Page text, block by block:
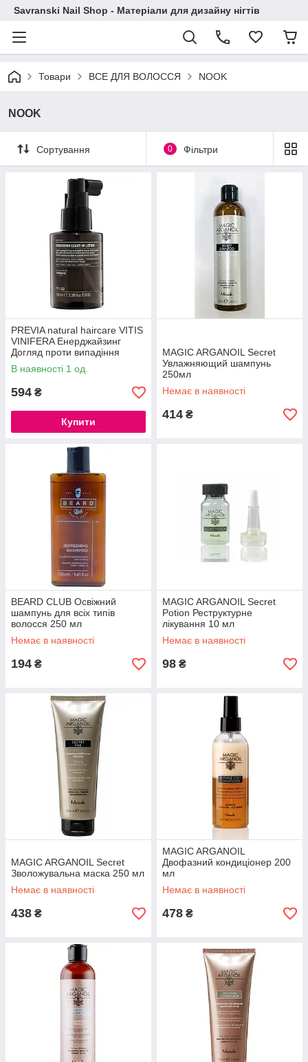
Savranski Nail Shop - Матеріали для дизайну нігтів
Товари ВСЕ ДЛЯ ВОЛОССЯ NOOK
NOOK
Сортування 0 Фільтри
PREVIA natural haircare VITIS
VINIFERA Енерджайзинг
Догляд проти випадіння
100мл
В наявності 1 од.
594 ₴
Купити
MAGIC ARGANOIL Secret
Увлажняющий шампунь
250мл
Немає в наявності
414 ₴
BEARD CLUB Освіжний
шампунь для всіх типів
волосся 250 мл
Немає в наявності
194 ₴
MAGIC ARGANOIL Secret
Potion Реструктурне
лікування 10 мл
Немає в наявності
98 ₴
MAGIC ARGANOIL Secret
Зволожувальна маска 250 мл
Немає в наявності
438 ₴
MAGIC ARGANOIL
Двофазний кондиціонер 200
мл
Немає в наявності
478 ₴